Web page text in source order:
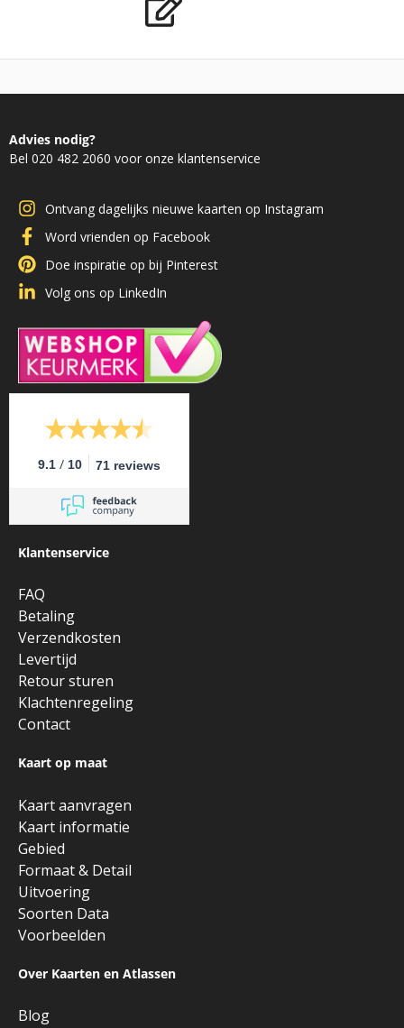
Advies nodig?
Bel 020 482 2060 voor onze klantenservice
Ontvang dagelijks nieuwe kaarten op Instagram
Word vrienden op Facebook
Doe inspiratie op bij Pinterest
Volg ons op LinkedIn
9.1 / 10 71 reviews
Klantenservice
FAQ
Betaling
Verzendkosten
Levertijd
Retour sturen
Klachtenregeling
Contact
Kaart op maat
Kaart aanvragen
Kaart informatie
Gebied
Formaat & Detail
Uitvoering
Soorten Data
Voorbeelden
Over Kaarten en Atlassen
Blog